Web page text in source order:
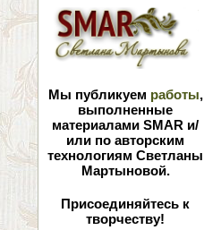
Мы публикуем работы,
выполненные
материалами SMAR и/
или по авторским
технологиям Светланы
Мартыновой.
Присоединяйтесь к
творчеству!